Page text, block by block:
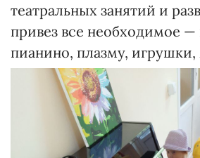
театральных занятий и
привез все необходимое —
пианино, плазму, игрушки,